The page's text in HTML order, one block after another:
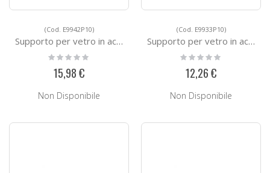
(Cod. E9942P10)
Supporto per vetro in acciaio E9942P10
Rating:
15,98 €
Non Disponibile
(Cod. E9933P10)
Supporto per vetro in acciaio E9933P10
Rating:
12,26 €
Non Disponibile